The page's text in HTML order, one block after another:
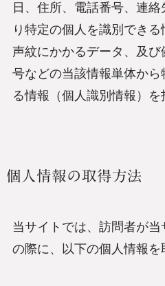
日、住所、電話番号、連
り特定の個人を識別できる
声紋にかかるデータ、及
号などの当該情報単体から
る情報（個人識別情報）を
個人情報の取得方法
当サイトでは、訪問者が当
の際に、以下の個人情報を